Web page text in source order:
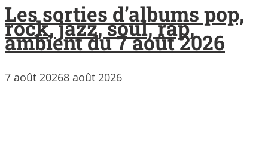
Les sorties d’albums pop,
rock, jazz, soul, rap,
ambient du 7 août 2026
7 août 20268 août 2026